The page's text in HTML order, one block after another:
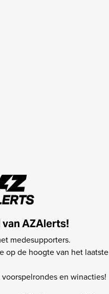
AZAlerts!
medesupporters.
op de hoogte van het laatste
en winacties!